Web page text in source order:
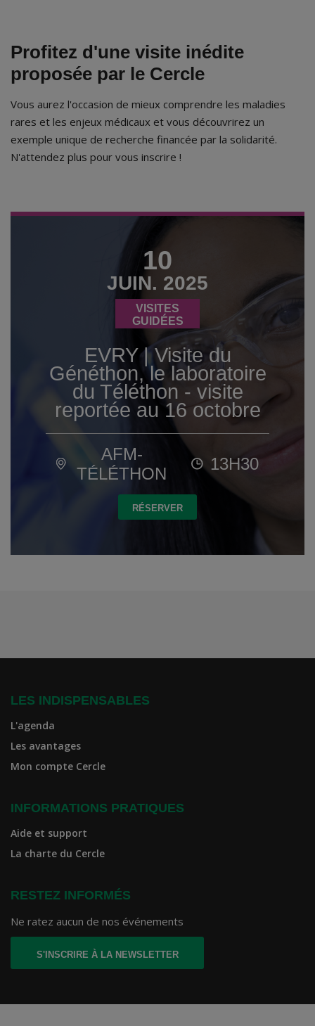
Profitez d'une visite inédite
proposée par le Cercle
Vous aurez l'occasion de mieux comprendre les maladies
rares et les enjeux médicaux et vous découvrirez un
exemple unique de recherche financée par la solidarité.
N'attendez plus pour vous inscrire !
10
JUIN. 2025
VISITES
GUIDÉES
EVRY | Visite du
Généthon, le laboratoire
du Téléthon - visite
reportée au 16 octobre
AFM-
TÉLÉTHON
13H30
RÉSERVER
LES INDISPENSABLES
L'agenda
Les avantages
Mon compte Cercle
INFORMATIONS PRATIQUES
Aide et support
La charte du Cercle
RESTEZ INFORMÉS
Ne ratez aucun de nos événements
S'INSCRIRE À LA NEWSLETTER